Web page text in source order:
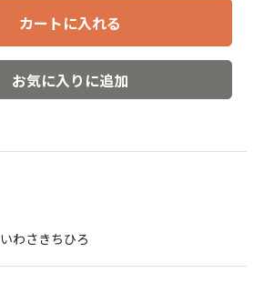
カートに入れる
お気に入りに追加
いわさきちひろ